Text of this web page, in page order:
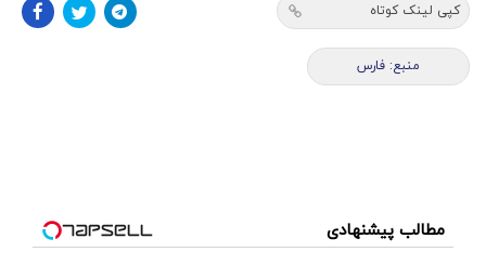
کپی لینک کوتاه
منبع: فارس
مطالب پیشنهادی